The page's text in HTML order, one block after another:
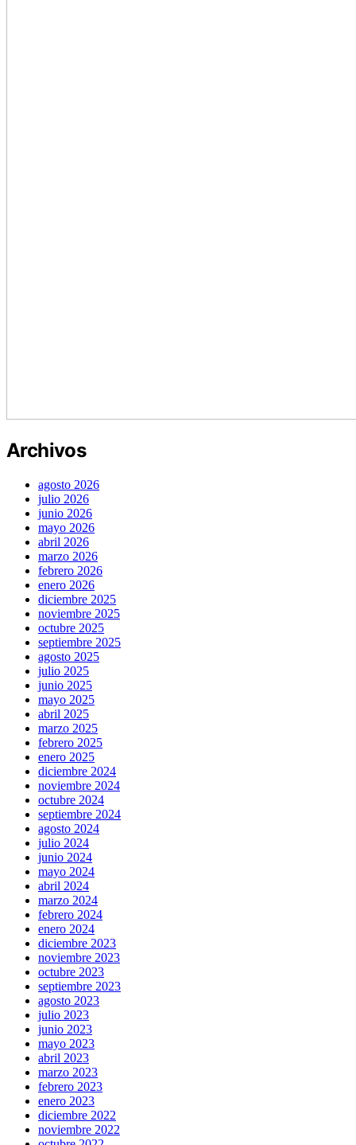
Archivos
agosto 2026
julio 2026
junio 2026
mayo 2026
abril 2026
marzo 2026
febrero 2026
enero 2026
diciembre 2025
noviembre 2025
octubre 2025
septiembre 2025
agosto 2025
julio 2025
junio 2025
mayo 2025
abril 2025
marzo 2025
febrero 2025
enero 2025
diciembre 2024
noviembre 2024
octubre 2024
septiembre 2024
agosto 2024
julio 2024
junio 2024
mayo 2024
abril 2024
marzo 2024
febrero 2024
enero 2024
diciembre 2023
noviembre 2023
octubre 2023
septiembre 2023
agosto 2023
julio 2023
junio 2023
mayo 2023
abril 2023
marzo 2023
febrero 2023
enero 2023
diciembre 2022
noviembre 2022